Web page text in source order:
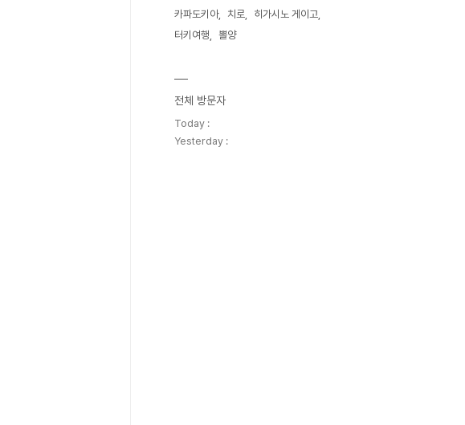
카파도키아
치로
히가시노 게이고
터키여행
뽈양
전체 방문자
Today :
Yesterday :